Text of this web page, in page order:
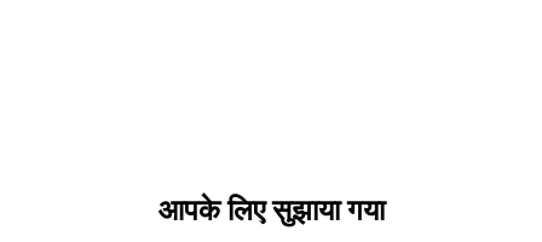
आपके लिए सुझाया गया